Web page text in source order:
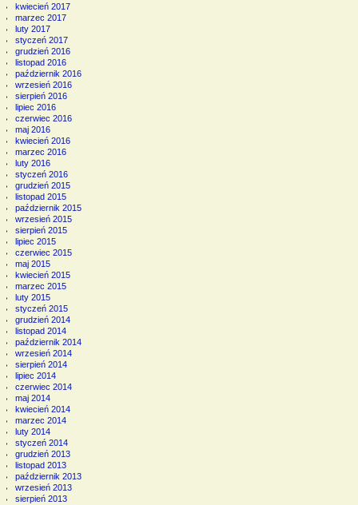
kwiecień 2017
marzec 2017
luty 2017
styczeń 2017
grudzień 2016
listopad 2016
październik 2016
wrzesień 2016
sierpień 2016
lipiec 2016
czerwiec 2016
maj 2016
kwiecień 2016
marzec 2016
luty 2016
styczeń 2016
grudzień 2015
listopad 2015
październik 2015
wrzesień 2015
sierpień 2015
lipiec 2015
czerwiec 2015
maj 2015
kwiecień 2015
marzec 2015
luty 2015
styczeń 2015
grudzień 2014
listopad 2014
październik 2014
wrzesień 2014
sierpień 2014
lipiec 2014
czerwiec 2014
maj 2014
kwiecień 2014
marzec 2014
luty 2014
styczeń 2014
grudzień 2013
listopad 2013
październik 2013
wrzesień 2013
sierpień 2013